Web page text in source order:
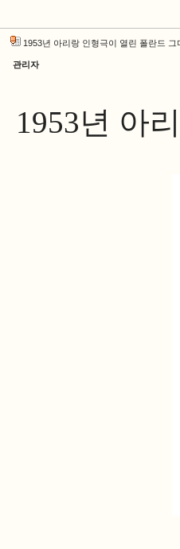
1953년 아리랑 인형극이 열린 폴란드
관리자
1953년 아